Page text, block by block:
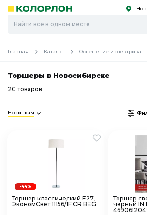
Скоро
Скоро
Главная Каталог Освещение и электрика
Торшеры в Новосибирске
20 товаров
Новинкам
Торшер классический Е27,
ЭкономСвет 11156/1F CR BEG
-44%
Торшер
черный IN